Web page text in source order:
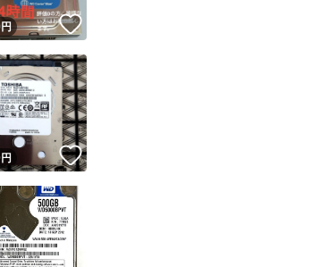
ーザーの実績について
満たしたユーザーにバッジを付与しています
フリマの基準をクリアした安心・安全なユーザーです
ーザーはYahoo!フリマの取引を完了させた実績があります
品の情報をコピーします
されています
です
円
円 いいね！